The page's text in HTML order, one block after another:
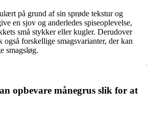
på grund af sin sprøde tekstur og
en sjov og anderledes spiseoplevelse,
små stykker eller kugler. Derudover
også forskellige smagsvarianter, der kan
smagsløg.
opbevare månegrus slik for at